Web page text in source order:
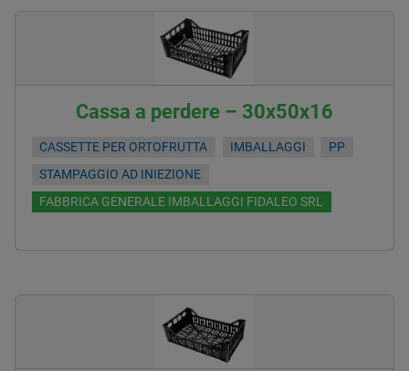
Cassa a perdere – 30x50x16
CASSETTE PER ORTOFRUTTA IMBALLAGGI
PP
STAMPAGGIO AD INIEZIONE
FABBRICA GENERALE IMBALLAGGI FIDALEO SRL